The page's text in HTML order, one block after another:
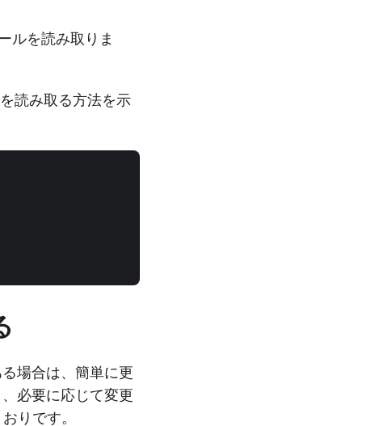
ルを読み取りま
読み取る方法を示
場合は、簡単に更
必要に応じて変更
りです。